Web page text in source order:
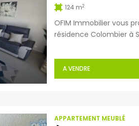
124 m2
OFIM Immobilier vous
résidence Colombier à
deux WC ainsi que
A VENDRE
APPARTEMENT MEUBLÉ
Saint Louis
23 rAPente Nicole
stlouis@ofim.fr